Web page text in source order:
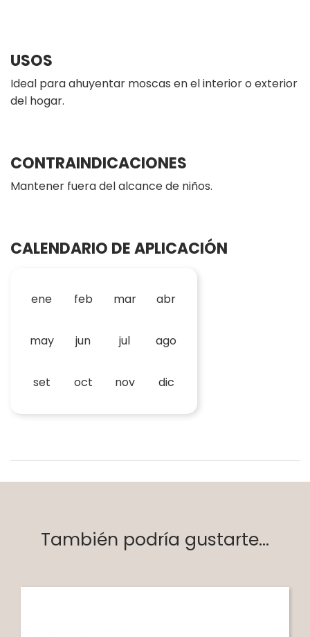
USOS
Ideal para ahuyentar moscas en el interior o exterior
del hogar.
CONTRAINDICACIONES
Mantener fuera del alcance de niños.
CALENDARIO DE APLICACIÓN
ene feb mar abr
may jun jul ago
set oct nov dic
También podría gustarte...